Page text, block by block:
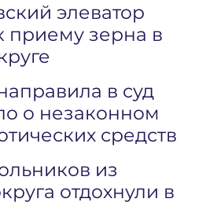
элеватор
приему зерна в
в суд
о незаконном
средств
из
отдохнули в